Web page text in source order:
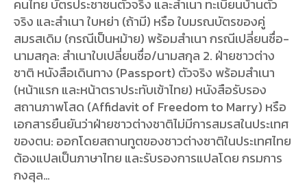
คนไทย บัตรประชาชนตัวจริง และสำเนา ทะเบียนบ้านตัว
จริง และสำเนา ใบหย่า (ถ้ามี) หรือ ใบมรณบัตรของคู่
สมรสเดิม (กรณีเป็นหม้าย) พร้อมสำเนา กรณีเปลี่ยนชื่อ-
นามสกุล: สำเนาใบเปลี่ยนชื่อ/นามสกุล 2. ฝ่ายชาวต่าง
ชาติ หนังสือเดินทาง (Passport) ตัวจริง พร้อมสำเนา
(หน้าแรก และหน้าตราประทับเข้าไทย) หนังสือรับรอง
สถานภาพโสด (Affidavit of Freedom to Marry) หรือ
เอกสารยืนยันว่าฝ่ายชาวต่างชาติไม่มีการสมรสในประเทศ
ของตน: ออกโดยสถานทูตของชาวต่างชาติในประเทศไทย
ต้องแปลเป็นภาษาไทย และรับรองการแปลโดย กรมการ
กงสุล…